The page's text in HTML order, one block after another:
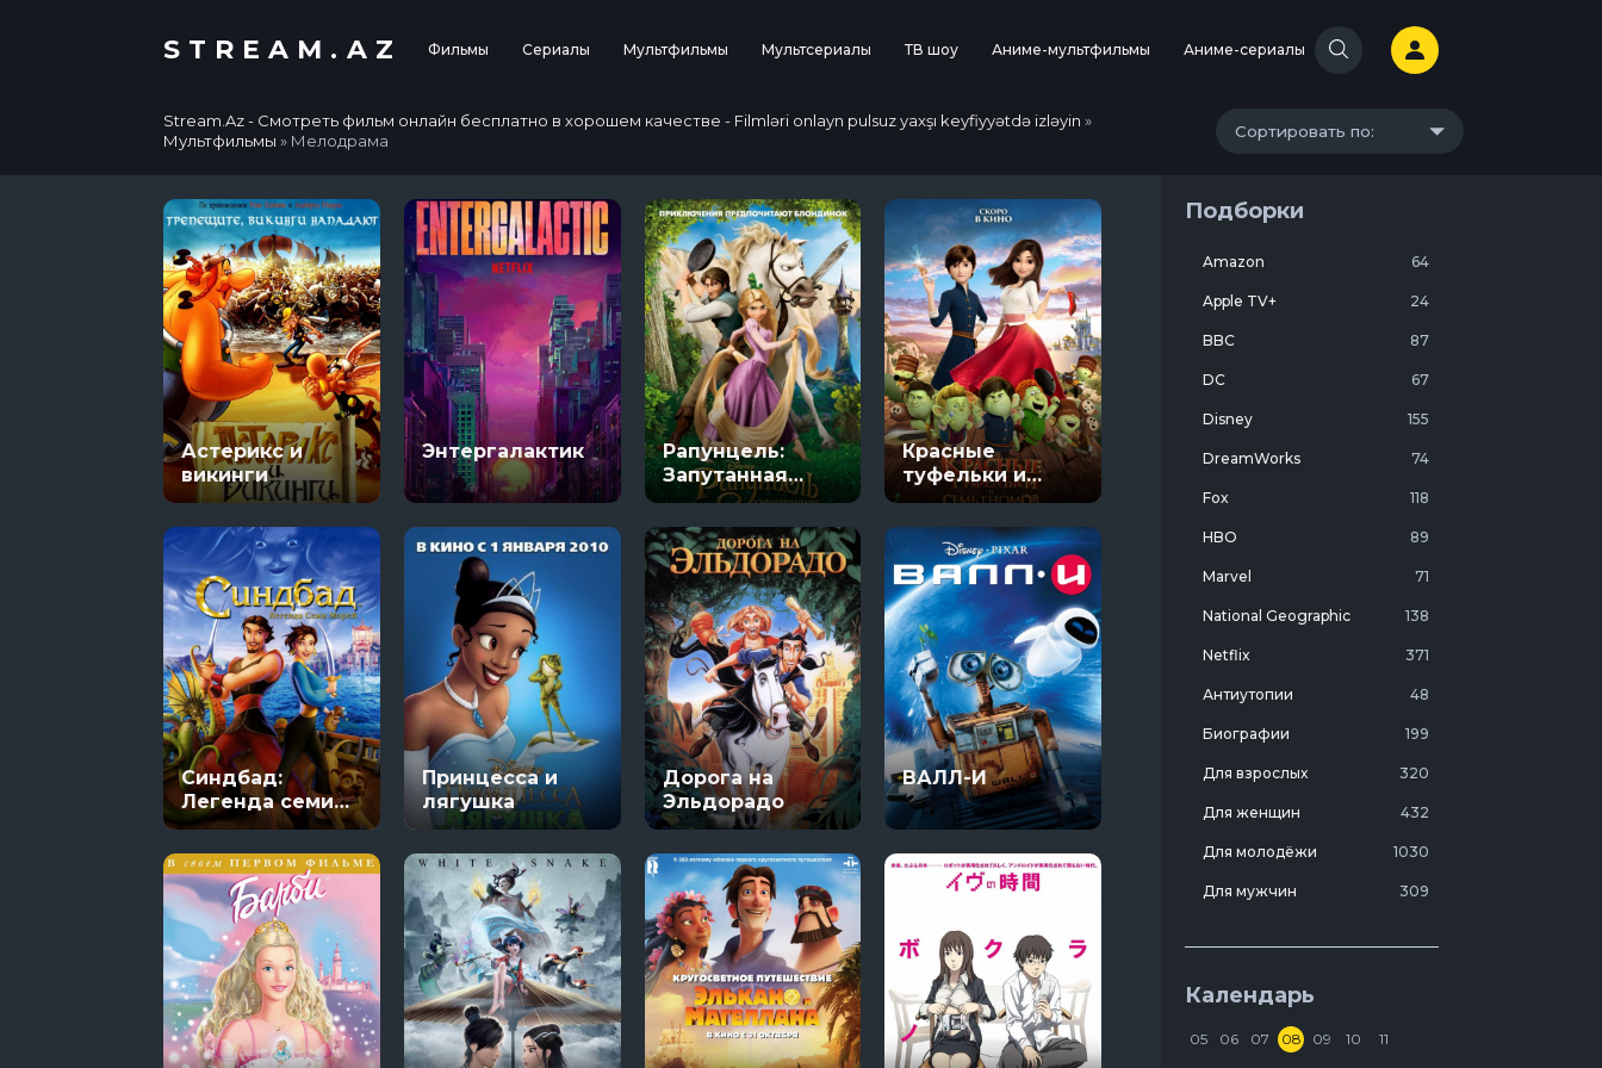
STREAM.AZ Фильмы Сериалы Мультфильмы Мультсериалы ТВ шоу Аниме-мультфильмы Аниме-сериалы
Stream.Az - Смотреть фильм онлайн бесплатно в хорошем качестве - Filmləri onlayn pulsuz yaxşı keyfiyyətdə izləyin »
Мультфильмы » Мелодрама Сортировать по:
Астерикс и
викинги
Энтергалактик
Рапунцель:
Запутанная
история
Красные
туфельки и
семь гномов
Синдбад:
Легенда семи
морей
Принцесса и
лягушка
Дорога на
Эльдорадо
ВАЛЛ-И
Подборки
Amazon 64
Apple TV+ 24
BBC 87
DC 67
Disney 155
DreamWorks 74
Fox 118
HBO 89
Marvel 71
National Geographic 138
Netflix 371
Антиутопии 48
Биографии 199
Для взрослых 320
Для женщин 432
Для молодёжи 1030
Для мужчин 309
Мотивирующие
На реальных событиях
Календарь
05 06 07 08 09 10 11